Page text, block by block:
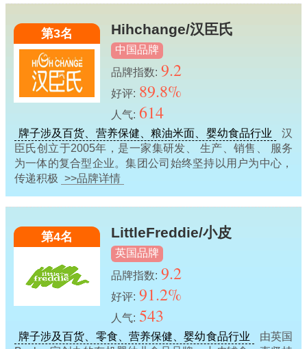
第3名 Hihchange/汉臣氏
中国品牌
品牌指数: 9.2
好评: 89.8%
人气: 614
牌子涉及百货、营养保健、粮油米面、婴幼食品行业
汉
臣氏创立于2005年，是一家集研发、 生产、销售、 服务
为一体的复合型企业。集团公司始终坚持以用户为中心，
传递积极 >>品牌详情
第4名 LittleFreddie/小皮
英国品牌
品牌指数: 9.2
好评: 91.2%
人气: 543
牌子涉及百货、零食、营养保健、婴幼食品行业
由英国